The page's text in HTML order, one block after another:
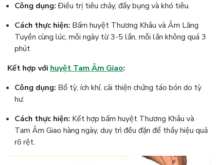
Công dụng: Điều trị tiêu chảy, đầy bụng và khó tiêu.
Cách thực hiện: Bấm huyệt Thương Khâu và Âm Lăng
Tuyền cùng lúc, mỗi ngày từ 3-5 lần, mỗi lần không quá 3
phút​
Kết hợp với huyệt Tam Âm Giao:
Công dụng: Bổ tỳ, ích khí, cải thiện chứng táo bón do tỳ
hư.
Cách thực hiện: Kết hợp bấm huyệt Thương Khâu và
Tam Âm Giao hàng ngày, duy trì đều đặn để thấy hiệu quả
rõ rệt​.